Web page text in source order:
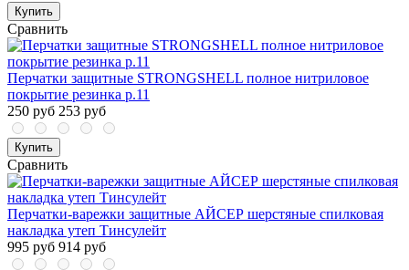
Купить
Сравнить
Перчатки защитные STRONGSHELL полное нитриловое
покрытие резинка р.11
250 руб 253 руб
Купить
Сравнить
Перчатки-варежки защитные АЙСЕР шерстяные спилковая
накладка утеп Тинсулейт
995 руб 914 руб